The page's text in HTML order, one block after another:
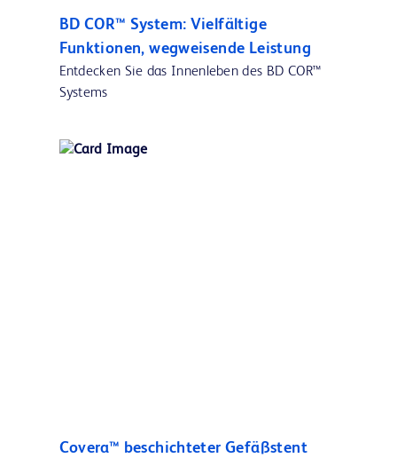
BD COR™ System: Vielfältige
Funktionen, wegweisende Leistung
Entdecken Sie das Innenleben des BD COR™
Systems
Covera™ beschichteter Gefäßstent